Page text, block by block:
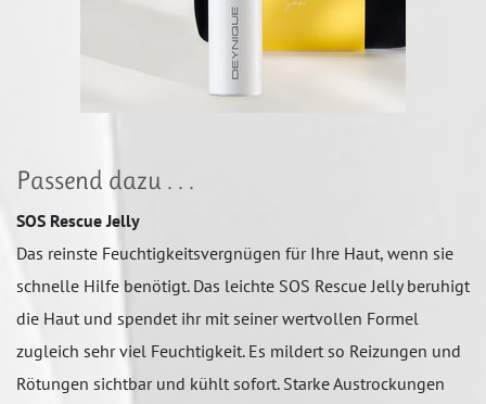
Passend dazu . . .
SOS Rescue Jelly
Das reinste Feuchtigkeitsvergnügen für Ihre Haut, wenn sie
schnelle Hilfe benötigt. Das leichte SOS Rescue Jelly beruhigt
die Haut und spendet ihr mit seiner wertvollen Formel
zugleich sehr viel Feuchtigkeit. Es mildert so Reizungen und
Rötungen sichtbar und kühlt sofort. Starke Austrockungen